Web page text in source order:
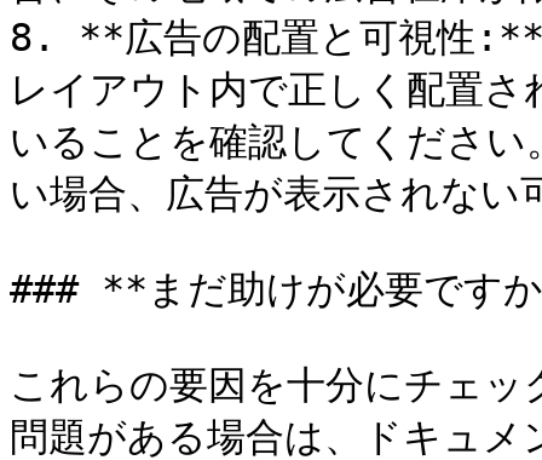
8. **広告の配置と可視性:**
レイアウト内で正しく配置
いることを確認してくださ
い場合、広告が表示されない
### **まだ助けが必要です
これらの要因を十分にチェ
問題がある場合は、ドキュ